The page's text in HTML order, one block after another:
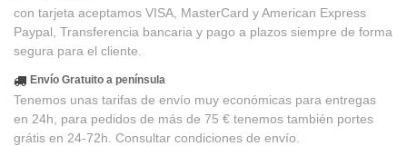
con tarjeta aceptamos VISA, MasterCard y American Express
Paypal, Transferencia bancaria y pago a plazos siempre de forma
segura para el cliente.
Envío Gratuito a península
Tenemos unas tarifas de envío muy económicas para entregas
en 24h, para pedidos de más de 75 € tenemos también portes
grátis en 24-72h. Consultar condiciones de envío.